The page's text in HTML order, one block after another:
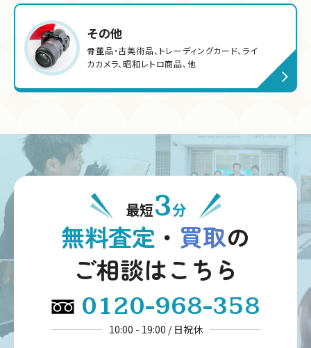
その他
骨董品・古美術品、トレーディングカード、ライ
カカメラ、昭和レトロ商品、他
最短3分
無料査定 ・ 買取の
ご相談はこちら
0120-968-358
10:00 - 19:00 / 日祝休